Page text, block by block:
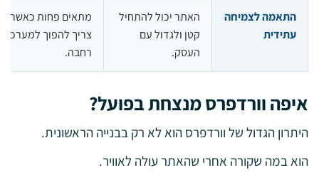
התאמה לצמיחה
עתידית
האתר יכול להתחיל
קטן ולגדול עם
העסק.
מתאים פחות כאשר
צריך להפוך למערכת
רחבה.
איפה וורדפרס מנצחת בפועל?
היתרון הגדול של וורדפרס הוא לא רק בבנייה הראשונית.
הוא במה שקורה אחרי שהאתר עולה לאוויר.